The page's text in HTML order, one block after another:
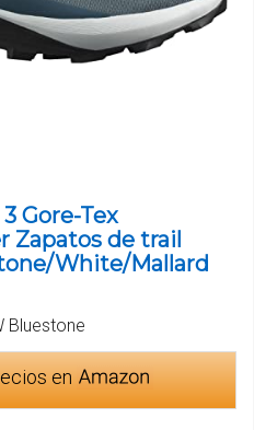
Gore-Tex
Zapatos de trail
White/Mallard
Bluestone
en